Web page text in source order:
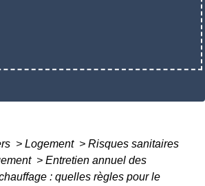
> Logement > Risques sanitaires
> Entretien annuel des
: quelles règles pour le